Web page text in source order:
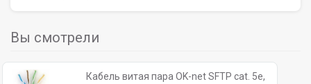
Вы смотрели
Кабель витая пара OK-net SFTP cat. 5e,